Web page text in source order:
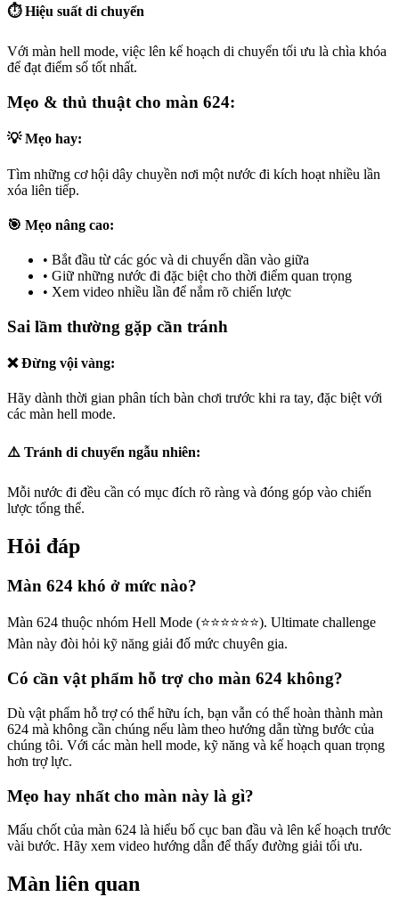
⏱️ Hiệu suất di chuyển
Với màn hell mode, việc lên kế hoạch di chuyển tối ưu là chìa khóa
để đạt điểm số tốt nhất.
Mẹo & thủ thuật cho màn 624:
💡 Mẹo hay:
Tìm những cơ hội dây chuyền nơi một nước đi kích hoạt nhiều lần
xóa liên tiếp.
🎯 Mẹo nâng cao:
• Bắt đầu từ các góc và di chuyển dần vào giữa
• Giữ những nước đi đặc biệt cho thời điểm quan trọng
• Xem video nhiều lần để nắm rõ chiến lược
Sai lầm thường gặp cần tránh
❌ Đừng vội vàng:
Hãy dành thời gian phân tích bàn chơi trước khi ra tay, đặc biệt với
các màn hell mode.
⚠️ Tránh di chuyển ngẫu nhiên:
Mỗi nước đi đều cần có mục đích rõ ràng và đóng góp vào chiến
lược tổng thể.
Hỏi đáp
Màn 624 khó ở mức nào?
Màn 624 thuộc nhóm Hell Mode (⭐⭐⭐⭐⭐⭐). Ultimate challenge
Màn này đòi hỏi kỹ năng giải đố mức chuyên gia.
Có cần vật phẩm hỗ trợ cho màn 624 không?
Dù vật phẩm hỗ trợ có thể hữu ích, bạn vẫn có thể hoàn thành màn
624 mà không cần chúng nếu làm theo hướng dẫn từng bước của
chúng tôi. Với các màn hell mode, kỹ năng và kế hoạch quan trọng
hơn trợ lực.
Mẹo hay nhất cho màn này là gì?
Mấu chốt của màn 624 là hiểu bố cục ban đầu và lên kế hoạch trước
vài bước. Hãy xem video hướng dẫn để thấy đường giải tối ưu.
Màn liên quan